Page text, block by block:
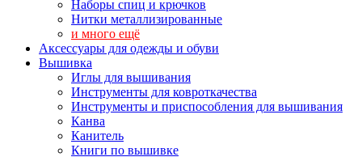
Наборы спиц и крючков
Нитки металлизированные
и много ещё
Аксессуары для одежды и обуви
Вышивка
Иглы для вышивания
Инструменты для ковроткачества
Инструменты и приспособления для вышивания
Канва
Канитель
Книги по вышивке